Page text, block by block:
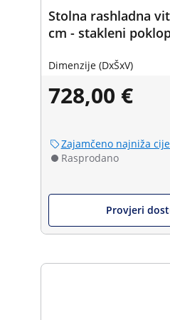
Stolna rashladna
cm - stakleni
Dimenzije (DxŠxV)
728,00 €
Zajamčeno najniža
Rasprodano
Provjeri